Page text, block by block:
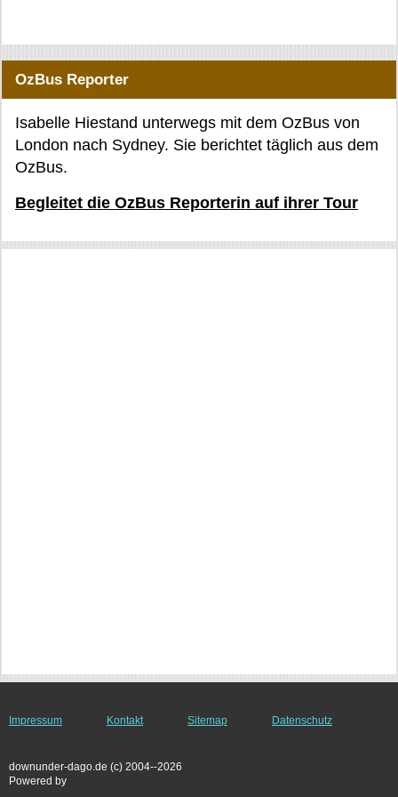
OzBus Reporter
Isabelle Hiestand unterwegs mit dem OzBus von
London nach Sydney. Sie berichtet täglich aus dem
OzBus.
Begleitet die OzBus Reporterin auf ihrer Tour
Impressum Kontakt Sitemap Datenschutz
downunder-dago.de (c) 2004--2026
Powered by